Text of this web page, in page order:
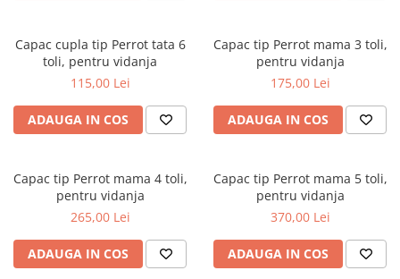
Capac cupla tip Perrot tata 6
toli, pentru vidanja
115,00 Lei
ADAUGA IN COS
Capac tip Perrot mama 3 toli,
pentru vidanja
175,00 Lei
ADAUGA IN COS
Capac tip Perrot mama 4 toli,
pentru vidanja
265,00 Lei
ADAUGA IN COS
Capac tip Perrot mama 5 toli,
pentru vidanja
370,00 Lei
ADAUGA IN COS